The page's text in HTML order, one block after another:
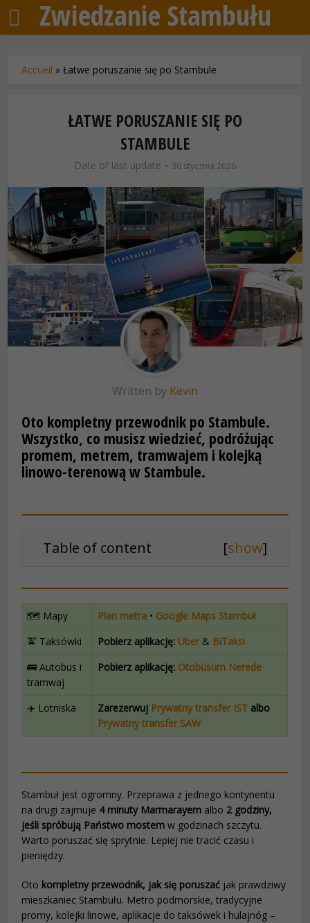
Zwiedzanie Stambułu
Accueil »Łatwe poruszanie się po Stambule
ŁATWE PORUSZANIE SIĘ PO
STAMBULE
Date of last update 30 stycznia 2026
Written by Kevin
Oto kompletny przewodnik po Stambule.
Wszystko, co musisz wiedzieć, podróżując
promem, metrem, tramwajem i kolejką
linowo-terenową w Stambule.
Table of content [show]
🗺️ Mapy Plan metra • Google Maps Stambuł
🚖 Taksówki
Pobierz aplikację: Uber& BiTaksi
🚌 Autobus i
tramwaj
Pobierz aplikację: Otobüsüm Nerede
✈️ Lotniska Zarezerwuj Prywatny transfer IST albo
Prywatny transfer SAW
Stambuł jest ogromny. Przeprawa z jednego kontynentu
na drugi zajmuje 4 minuty Marmarayem albo 2 godziny,
jeśli spróbują Państwo mostem w godzinach szczytu.
Warto poruszać się sprytnie. Lepiej nie tracić czasu i
pieniędzy.
Oto kompletny przewodnik, jak się poruszać jak prawdziwy
mieszkaniec Stambułu. Metro podmorskie, tradycyjne
promy, kolejki linowe, aplikacje do taksówek i hulajnóg –